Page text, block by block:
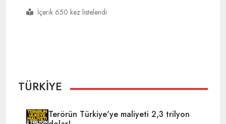
#ytb
#her boydan
#ali ışıkİçerik 650 kez listelendi
TÜRKİYE
Terörün Türkiye'ye maliyeti 2,3 trilyon